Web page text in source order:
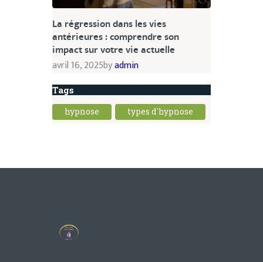
La régression dans les vies
antérieures : comprendre son
impact sur votre vie actuelle
avril 16, 2025byadmin
Tags
hypnose types d'hypnose